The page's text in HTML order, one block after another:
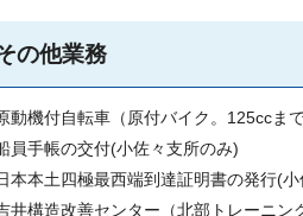
の他業務
動機付自転車（原付バイク。125ccま
員手帳の交付(小佐々支所のみ)
本本土四極最西端到達証明書の発行(
井構造改善センター（北部トレーニン